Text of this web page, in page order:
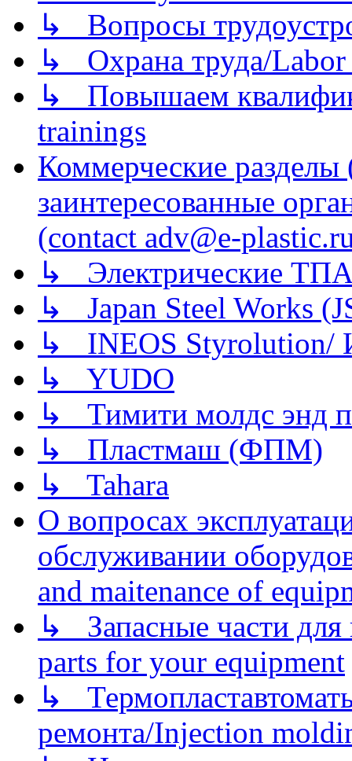
↳ Вопросы
↳ Охрана труда/Labor
↳ Повышаем
trainings
Коммерческие
заинтересованные
(contact adv@e-
↳ Электрические
↳ Japan Steel Works
↳ INEOS
↳ YUDO
↳ Тимити молдс энд
↳ Пластмаш (ФПМ)
↳ Tahara
О вопросах
обслуживании
and maitenance of
↳ Запасные части для
parts for your equipment
↳
ремонта/Injection